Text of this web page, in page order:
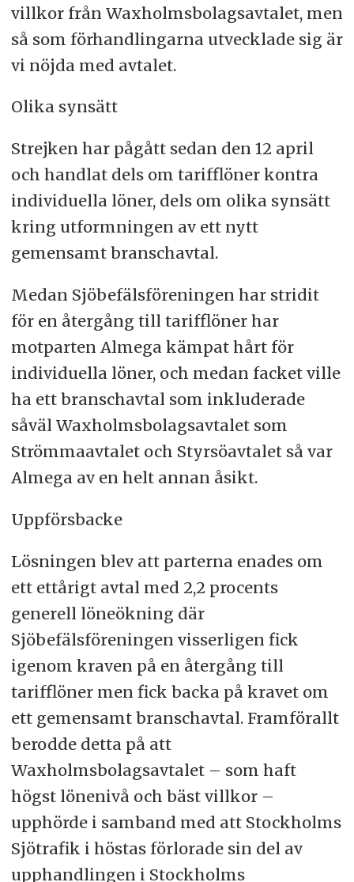
villkor från Waxholmsbolagsavtalet, men
så som förhandlingarna utvecklade sig är
vi nöjda med avtalet.
Olika synsätt
Strejken har pågått sedan den 12 april
och handlat dels om tarifflöner kontra
individuella löner, dels om olika synsätt
kring utformningen av ett nytt
gemensamt branschavtal.
Medan Sjöbefälsföreningen har stridit
för en återgång till tarifflöner har
motparten Almega kämpat hårt för
individuella löner, och medan facket ville
ha ett branschavtal som inkluderade
såväl Waxholmsbolagsavtalet som
Strömmaavtalet och Styrsöavtalet så var
Almega av en helt annan åsikt.
Uppförsbacke
Lösningen blev att parterna enades om
ett ettårigt avtal med 2,2 procents
generell löneökning där
Sjöbefälsföreningen visserligen fick
igenom kraven på en återgång till
tarifflöner men fick backa på kravet om
ett gemensamt branschavtal. Framförallt
berodde detta på att
Waxholmsbolagsavtalet – som haft
högst lönenivå och bäst villkor –
upphörde i samband med att Stockholms
Sjötrafik i höstas förlorade sin del av
upphandlingen i Stockholms